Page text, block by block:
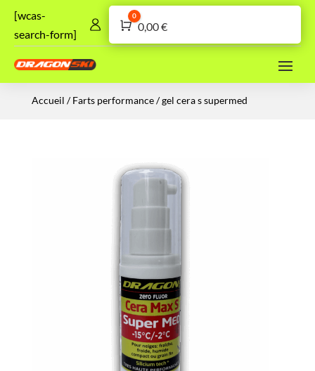
[wcas-
search-form]
Panier
0
0,00€
Accueil /Farts performance/ gel cera s supermed